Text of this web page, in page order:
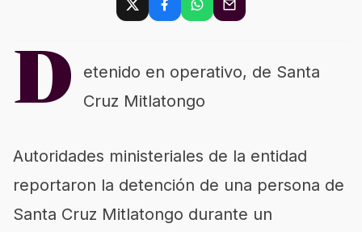
D
etenido en operativo, de Santa
Cruz Mitlatongo
Autoridades ministeriales de la entidad
reportaron la detención de una persona de
Santa Cruz Mitlatongo durante un